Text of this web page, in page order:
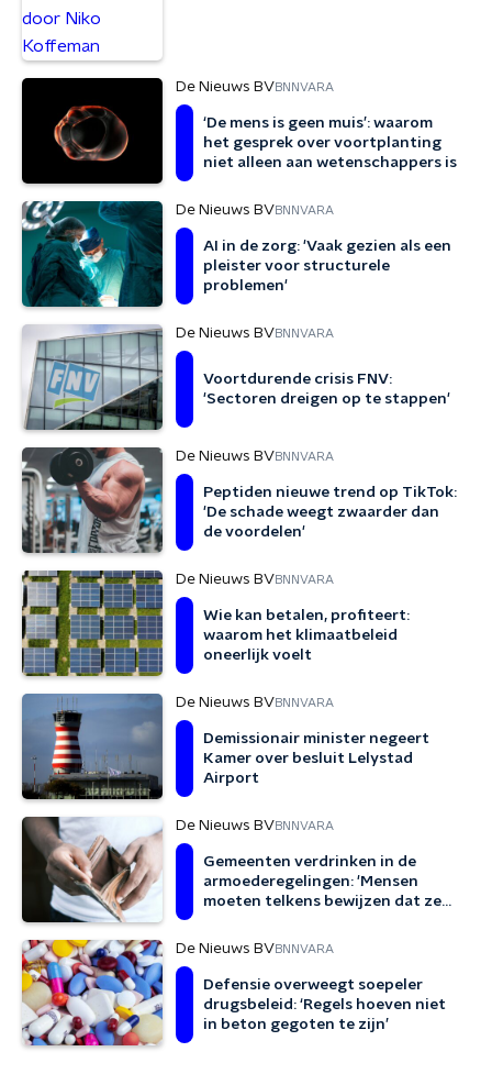
De Nieuws BVBNNVARA
‘De mens is geen muis’: waarom
het gesprek over voortplanting
niet alleen aan wetenschappers is
De Nieuws BVBNNVARA
AI in de zorg: 'Vaak gezien als een
pleister voor structurele
problemen'
De Nieuws BVBNNVARA
Voortdurende crisis FNV:
'Sectoren dreigen op te stappen'
De Nieuws BVBNNVARA
Peptiden nieuwe trend op TikTok:
'De schade weegt zwaarder dan
de voordelen'
De Nieuws BVBNNVARA
Wie kan betalen, profiteert:
waarom het klimaatbeleid
oneerlijk voelt
De Nieuws BVBNNVARA
Demissionair minister negeert
Kamer over besluit Lelystad
Airport
De Nieuws BVBNNVARA
Gemeenten verdrinken in de
armoederegelingen: 'Mensen
moeten telkens bewijzen dat ze
De Nieuws BVBNNVARA
Defensie overweegt soepeler
drugsbeleid: ‘Regels hoeven niet
in beton gegoten te zijn’